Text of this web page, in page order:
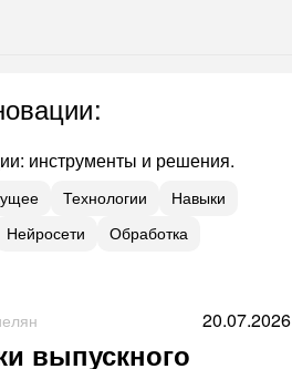
:
инструменты и решения.
Технологии
Навыки
Нейросети Обработка
20.07.2026
выпускного